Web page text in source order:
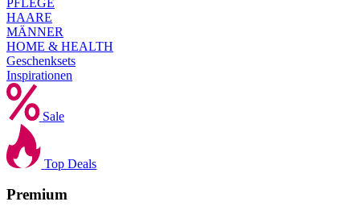
PFLEGE
HAARE
MÄNNER
HOME & HEALTH
Geschenksets
Inspirationen
Sale
Top Deals
Premium